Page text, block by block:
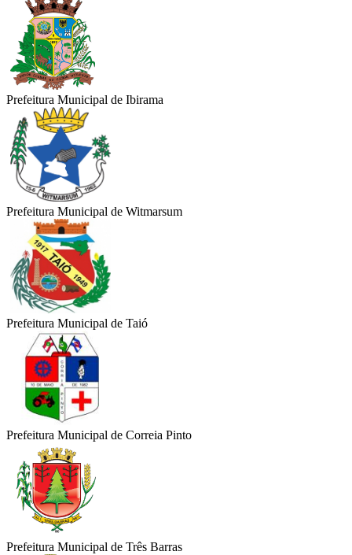
Prefeitura Municipal de Ibirama
Prefeitura Municipal de Witmarsum
Prefeitura Municipal de Taió
Prefeitura Municipal de Correia Pinto
Prefeitura Municipal de Três Barras